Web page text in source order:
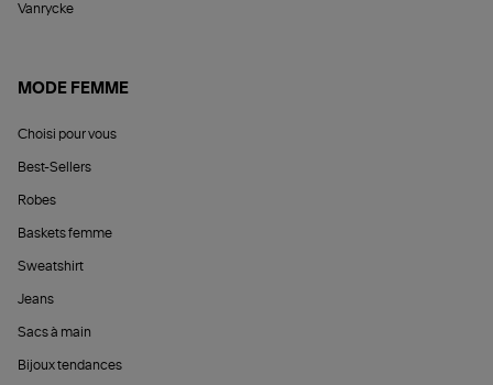
Vanrycke
MODE FEMME
Choisi pour vous
Best-Sellers
Robes
Baskets femme
Sweatshirt
Jeans
Sacs à main
Bijoux tendances